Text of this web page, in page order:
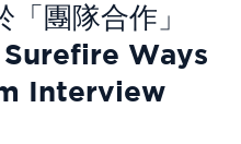
團隊合作」
Surefire Ways
Interview